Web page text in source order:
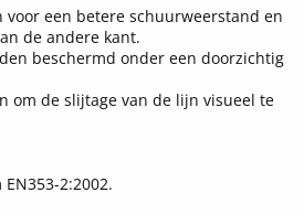
voor een betere schuurweerstand en
de andere kant.
beschermd onder een doorzichtig
om de slijtage van de lijn visueel te
2:2002.